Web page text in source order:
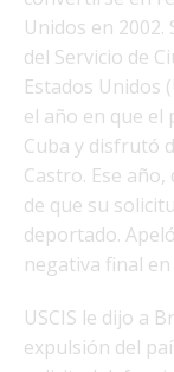
Unidos en
del Servicio de
Estados Unidos
el año en que el
Cuba y disfrutó
Castro. Ese
de que su
deportado.
negativa final
USCIS le dijo a
expulsión del